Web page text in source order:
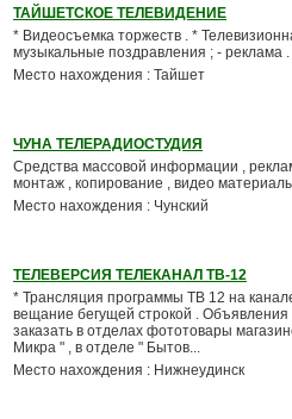
ТАЙШЕТСКОЕ ТЕЛЕВИДЕНИЕ
* Видеосъемка торжеств . *
музыкальные поздравления ; - реклама .
Место нахождения : Тайшет
ЧУНА ТЕЛЕРАДИОСТУДИЯ
Средства массовой информации ,
монтаж , копирование , видео
Место нахождения : Чунский
ТЕЛЕВЕРСИЯ ТЕЛЕКАНАЛ ТВ-12
* Трансляция программы ТВ 12 на
вещание бегущей строкой .
заказать в отделах фототовары
Микра " , в отделе " Бытов...
Место нахождения : Нижнеудинск